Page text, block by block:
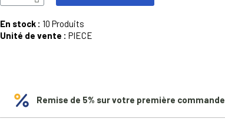
En stock : 10 Produits
Unité de vente : PIECE
Remise de 5% sur votre première commande